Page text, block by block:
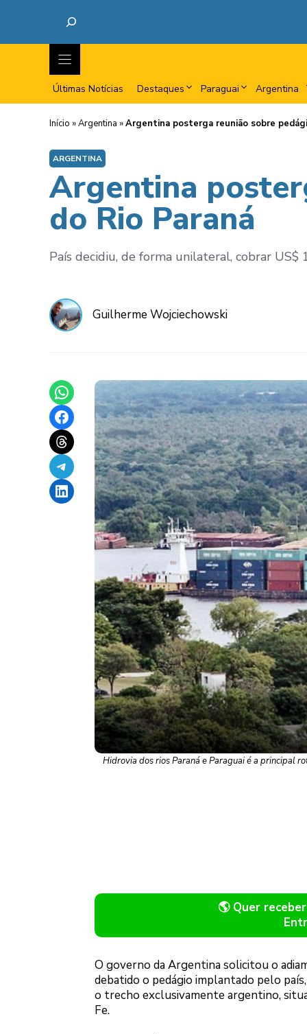
Últimas Notícias Destaques Paraguai Argentina
Início »Argentina »Argentina posterga reunião sobre
ARGENTINA
Argentina
do Rio Paraná
País decidiu, de forma unilateral, cobrar
Guilherme Wojciechowski
Share on WhatsApp
Share on Facebook
Share on Threads
Share on Telegram
Share on LinkedIn
Hidrovia dos rios Paraná e Paraguai é a principal
🌎 Quer
O governo da Argentina solicitou o
debatido o pedágio implantado pelo
o trecho exclusivamente argentino,
Fe.